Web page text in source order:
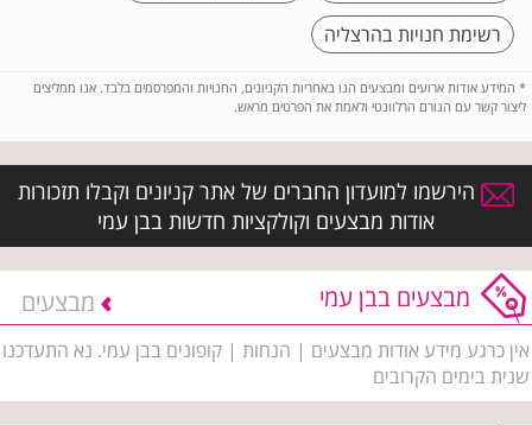
רשימת חנויות בהרצליה
* המידע אודות ארועים ומבצעים הנו באחריות הקניונים, החנויות והמפרסמים בלבד. אנו ממליצים
ליצור קשר עם הגורם הרלוונטי ולאמת את הפרטים מראש.
הירשמו למועדון החברים של אתר קניונים וקבלו תזכורות
אודות מבצעים וקולקציות חדשות בבן עמי
מבצעים בבן עמי מבצעים
אין כרגע מידע אודות מבצעים | הנחות | קופונים בבן עמי. נא התעדכנו
שנית בימים הקרובים